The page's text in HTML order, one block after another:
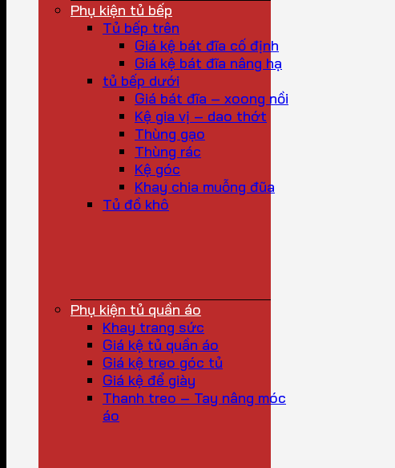
Phụ kiện tủ bếp
Tủ bếp trên
Giá kệ bát đĩa cố định
Giá kệ bát đĩa nâng hạ
tủ bếp dưới
Giá bát đĩa – xoong nồi
Kệ gia vị – dao thớt
Thùng gạo
Thùng rác
Kệ góc
Khay chia muỗng đũa
Tủ đồ khô
Phụ kiện tủ quần áo
Khay trang sức
Giá kệ tủ quần áo
Giá kệ treo góc tủ
Giá kệ để giày
Thanh treo – Tay nâng móc
áo